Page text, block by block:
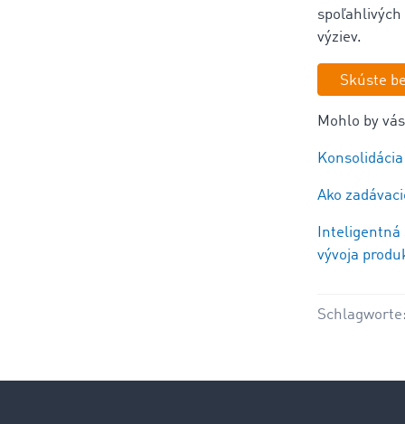
výziev.
Skúste
Mohlo by
Ako
Inteligentná
vývoja